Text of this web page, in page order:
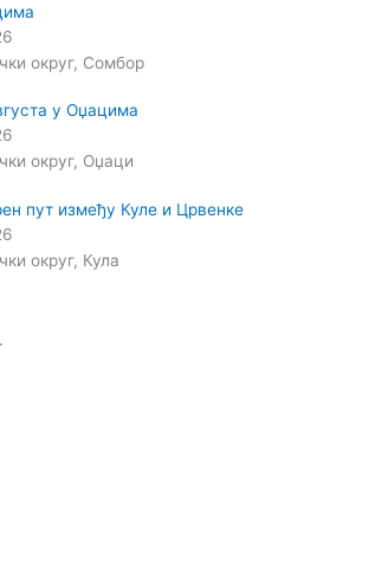
округ, Сомбор
у Оџацима
округ, Оџаци
пут између Куле и Црвенке
округ, Кула